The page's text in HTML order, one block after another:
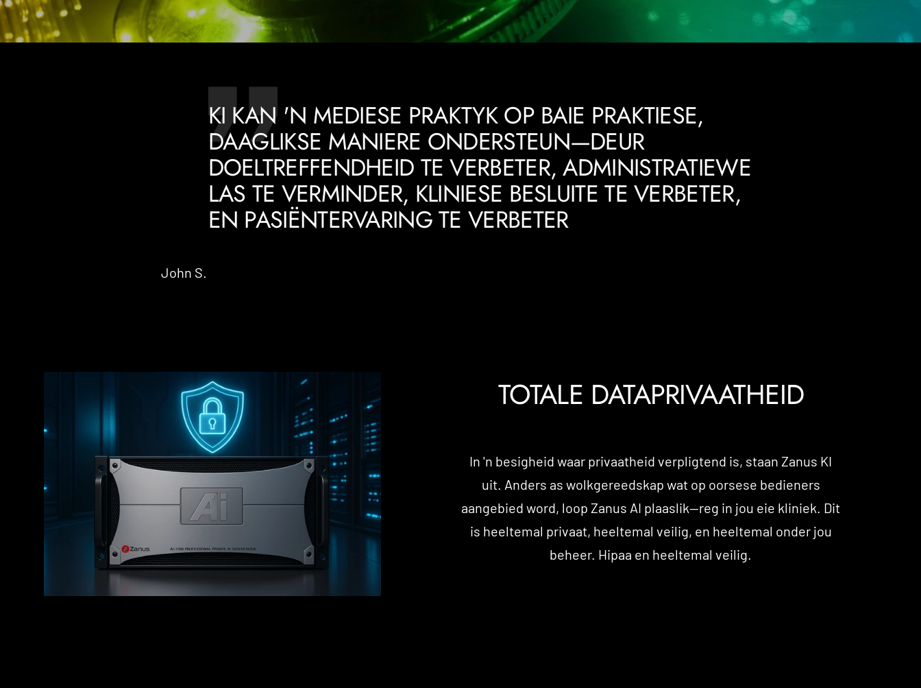
KI KAN 'N MEDIESE PRAKTYK OP BAIE PRAKTIESE,
DAAGLIKSE MANIERE ONDERSTEUN—DEUR
DOELTREFFENDHEID TE VERBETER, ADMINISTRATIEWE
LAS TE VERMINDER, KLINIESE BESLUITE TE VERBETER,
EN PASIËNTERVARING TE VERBETER
John S.
TOTALE DATAPRIVAATHEID
In 'n besigheid waar privaatheid verpligtend is, staan Zanus KI
uit. Anders as wolkgereedskap wat op oorsese bedieners
aangebied word, loop Zanus AI plaaslik—reg in jou eie kliniek. Dit
is heeltemal privaat, heeltemal veilig, en heeltemal onder jou
beheer. Hipaa en heeltemal veilig.